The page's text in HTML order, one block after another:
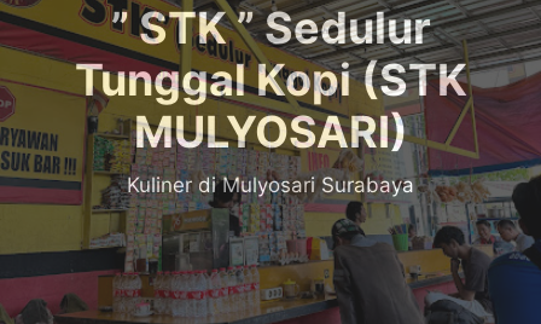
” STK ” Sedulur
Tunggal Kopi (STK
MULYOSARI)
Kuliner di Mulyosari Surabaya